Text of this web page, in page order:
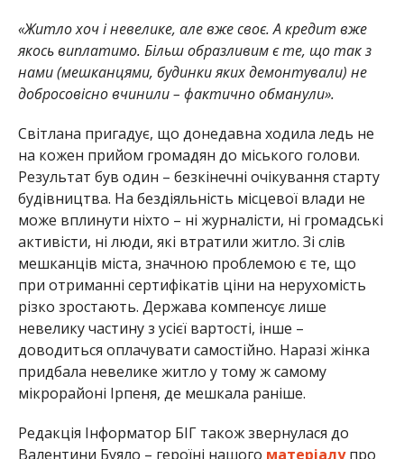
«Житло хоч і невелике, але вже своє. А кредит вже
якось виплатимо. Більш образливим є те, що так з
нами (мешканцями, будинки яких демонтували) не
добросовісно вчинили – фактично обманули».
Світлана пригадує, що донедавна ходила ледь не
на кожен прийом громадян до міського голови.
Результат був один – безкінечні очікування старту
будівництва. На бездіяльність місцевої влади не
може вплинути ніхто – ні журналісти, ні громадські
активісти, ні люди, які втратили житло. Зі слів
мешканців міста, значною проблемою є те, що
при отриманні сертифікатів ціни на нерухомість
різко зростають. Держава компенсує лише
невелику частину з усієї вартості, інше –
доводиться оплачувати самостійно. Наразі жінка
придбала невелике житло у тому ж самому
мікрорайоні Ірпеня, де мешкала раніше.
Редакція Інформатор БІГ також звернулася до
Валентини Буяло – героїні нашого матеріалупро